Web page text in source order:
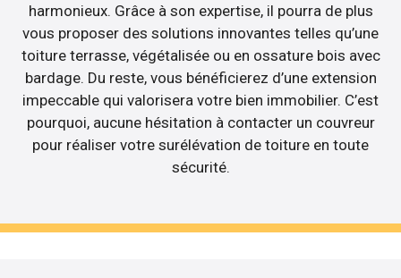
harmonieux. Grâce à son expertise, il pourra de plus
vous proposer des solutions innovantes telles qu’une
toiture terrasse, végétalisée ou en ossature bois avec
bardage. Du reste, vous bénéficierez d’une extension
impeccable qui valorisera votre bien immobilier. C’est
pourquoi, aucune hésitation à contacter un couvreur
pour réaliser votre surélévation de toiture en toute
sécurité.